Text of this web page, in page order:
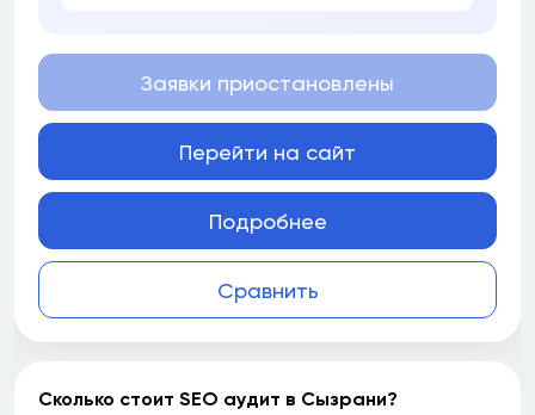
Сравнить
Заявки приостановлены
Перейти на сайт
Подробнее
Сколько стоит SEO аудит в Сызрани?